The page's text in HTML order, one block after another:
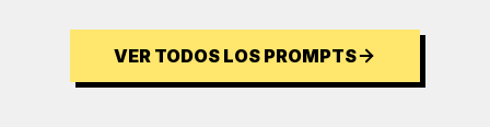
VER TODOS LOS PROMPTS